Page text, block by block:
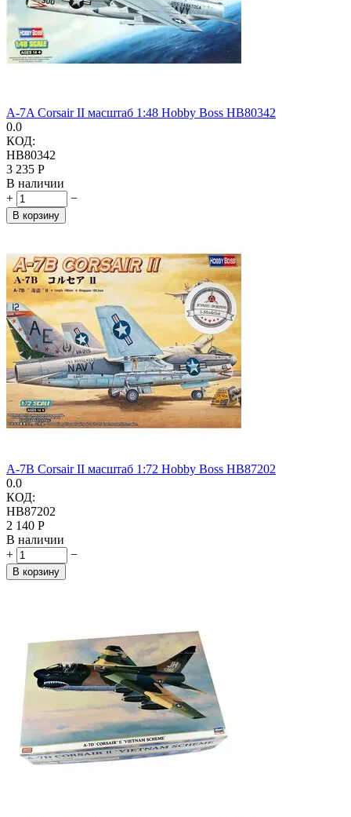
A-7A Corsair II масштаб 1:48 Hobby Boss HB80342
0.0
КОД:
HB80342
3 235 Р
В наличии
+
−
В корзину
A-7B Corsair II масштаб 1:72 Hobby Boss HB87202
0.0
КОД:
HB87202
2 140 Р
В наличии
+
−
В корзину